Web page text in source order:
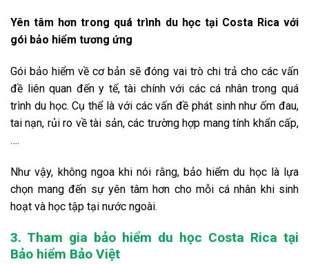
Yên tâm hơn trong quá trình du học tại Costa Rica với
gói bảo hiểm tương ứng
Gói bảo hiểm về cơ bản sẽ đóng vai trò chi trả cho các vấn
đề liên quan đến y tế, tài chính với các cá nhân trong quá
trình du học. Cụ thể là với các vấn đề phát sinh như ốm đau,
tai nạn, rủi ro về tài sản, các trường hợp mang tính khẩn cấp,
….
Như vậy, không ngoa khi nói rằng, bảo hiểm du học là lựa
chọn mang đến sự yên tâm hơn cho mỗi cá nhân khi sinh
hoạt và học tập tại nước ngoài.
3. Tham gia bảo hiểm du học Costa Rica tại
Bảo hiểm Bảo Việt